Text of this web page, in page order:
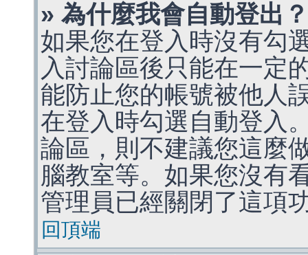
» 為什麼我會自動登出？
如果您在登入時沒有勾
入討論區後只能在一定
能防止您的帳號被他人
在登入時勾選自動登入
論區，則不建議您這麼
腦教室等。如果您沒有
管理員已經關閉了這項
回頂端